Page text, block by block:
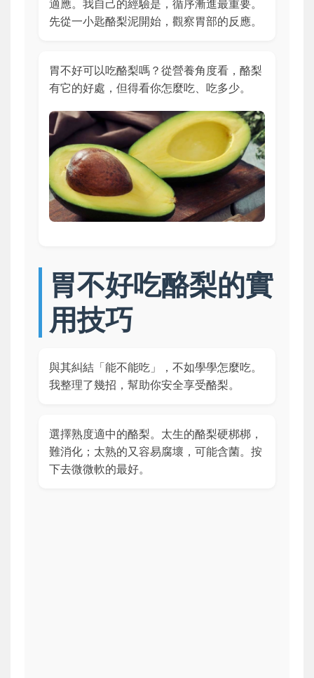
適應。我自己的經驗是，循序漸進最重要。
先從一小匙酪梨泥開始，觀察胃部的反應。
胃不好可以吃酪梨嗎？從營養角度看，酪梨
有它的好處，但得看你怎麼吃、吃多少。
胃不好吃酪梨的實
用技巧
與其糾結「能不能吃」，不如學學怎麼吃。
我整理了幾招，幫助你安全享受酪梨。
選擇熟度適中的酪梨。太生的酪梨硬梆梆，
難消化；太熟的又容易腐壞，可能含菌。按
下去微微軟的最好。